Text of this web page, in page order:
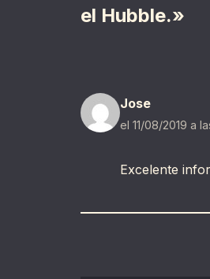
el Hubble.»
Jose
el 11/08/2019 a
Excelente